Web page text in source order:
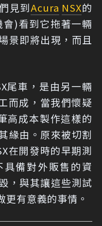
見到Acura NSX的
)看到它拖著一輛
景即將出現，而且
尾車，是由另一輛
而成，當我們懷疑
高成本製作這樣的
緣由。原來被切割
在開發時的早期測
備對外販售的資
，與其讓這些測試
有意義的事情。